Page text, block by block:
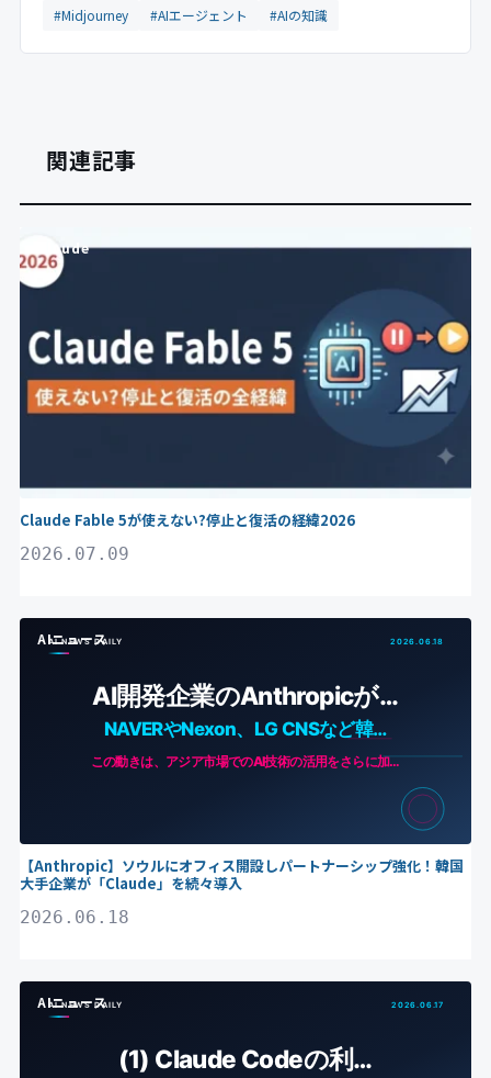
#Midjourney
#AIエージェント #AIの知識
関連記事
Claude
Claude Fable 5が使えない?停止と復活の経緯2026
2026.07.09
AIニュース
【Anthropic】ソウルにオフィス開設しパートナーシップ強化！韓国
大手企業が「Claude」を続々導入
2026.06.18
AIニュース